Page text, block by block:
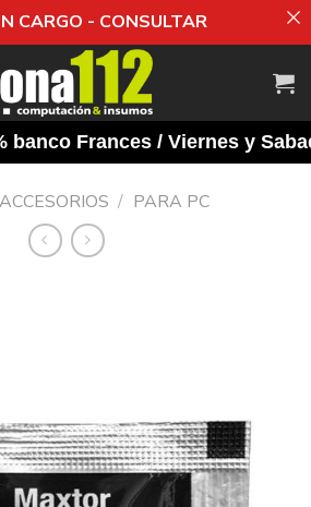
CARGO - CONSULTAR
banco Frances / Viernes y
ACCESORIOS / PARA PC